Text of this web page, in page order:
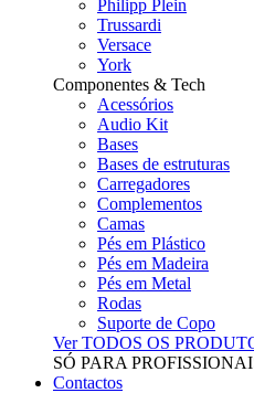
Philipp Plein
Trussardi
Versace
York
Componentes & Tech
Acessórios
Audio Kit
Bases
Bases de estruturas
Carregadores
Complementos
Camas
Pés em Plástico
Pés em Madeira
Pés em Metal
Rodas
Suporte de Copo
Ver TODOS OS
SÓ PARA
Contactos